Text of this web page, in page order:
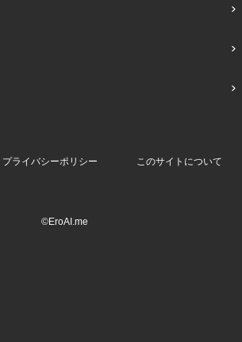
プライバシーポリシー このサイトについて
©EroAI.me